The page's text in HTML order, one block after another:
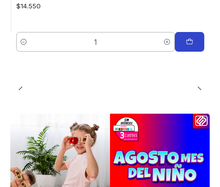
$14.550
Cantidad